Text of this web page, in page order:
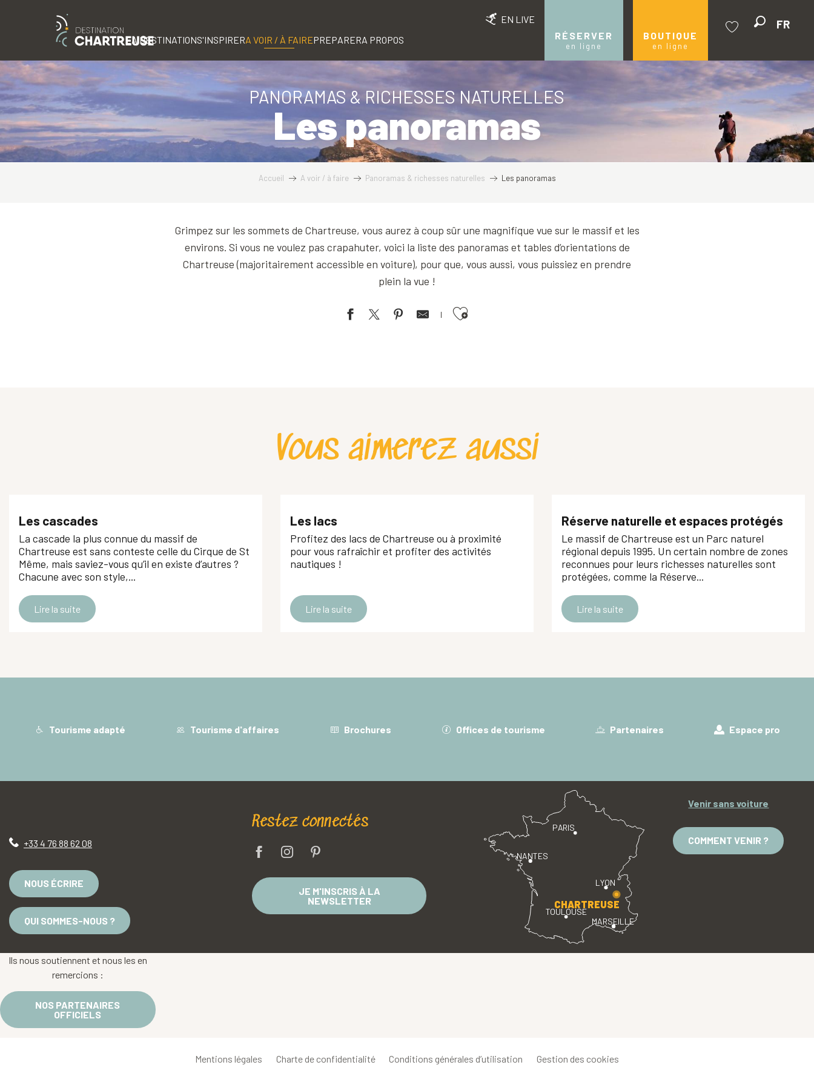
EN LIVE
RÉSERVER
en ligne
BOUTIQUE
en ligne
FR
LA DESTINATIONS'INSPIRERA VOIR / À FAIREPREPARERA PROPOS
PANORAMAS & RICHESSES NATURELLES
Les panoramas
Accueil A voir / à faire Panoramas & richesses naturelles Les panoramas
Grimpez sur les sommets de Chartreuse, vous aurez à coup sûr une magnifique vue sur le massif et les
environs. Si vous ne voulez pas crapahuter, voici la liste des panoramas et tables d’orientations de
Chartreuse (majoritairement accessible en voiture), pour que, vous aussi, vous puissiez en prendre
plein la vue !
Ajouter aux favoris
Vous aimerez aussi
Les cascades
La cascade la plus connue du massif de
Chartreuse est sans conteste celle du Cirque de St
Même, mais saviez-vous qu’il en existe d’autres ?
Chacune avec son style,...
Lire la suite
Les lacs
Profitez des lacs de Chartreuse ou à proximité
pour vous rafraîchir et profiter des activités
nautiques !
Lire la suite
Réserve naturelle et espaces protégés
Le massif de Chartreuse est un Parc naturel
régional depuis 1995. Un certain nombre de zones
reconnues pour leurs richesses naturelles sont
protégées, comme la Réserve...
Lire la suite
Tourisme adapté Tourisme d'affaires Brochures Offices de tourisme Partenaires Espace pro
+33 4 76 88 62 08
NOUS ÉCRIRE
QUI SOMMES-NOUS ?
Restez connectés
JE M'INSCRIS À LA
NEWSLETTER
PARIS
LYON
TOULOUSE
MARSEILLE
NANTES
CHARTREUSE
Venir sans voiture
COMMENT VENIR ?
Ils nous soutiennent et nous les en
remercions :
NOS PARTENAIRES
OFFICIELS
Mentions légales Charte de confidentialité Conditions générales d’utilisation Gestion des cookies